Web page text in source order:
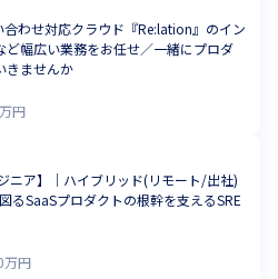
合わせ対応クラウド『Re:lation』のイン
ど幅広い業務をお任せ／一緒にプロダ
きませんか
万円
ニア】｜ハイブリッド(リモート/出社)
るSaaSプロダクトの根幹を支えるSRE
万円